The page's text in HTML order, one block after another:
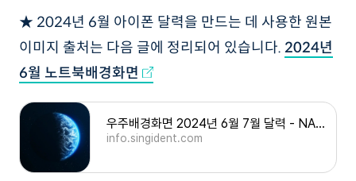
★ 2024년 6월 아이폰 달력을 만드는 데 사용한 원본
이미지 출처는 다음 글에 정리되어 있습니다. 2024년
6월 노트북배경화면
우주배경화면 2024년 6월 7월 달력 - NASA 허블 우주망원경, 외계행성
info.singident.com